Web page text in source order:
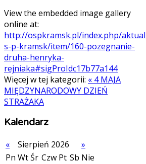
View the embedded image gallery
online at:
http://ospkramsk.pl/index.php/
s-p-kramsk/item/160-pozegnanie-
druha-henryka-
rejniaka#sigProIdc17b77a144
Więcej w tej kategorii: « 4 MAJA
MIĘDZYNARODOWY DZIEŃ
STRAŻAKA
Kalendarz
«
Sierpień 2026
»
Pn WtŚr Czw Pt Sb Nie